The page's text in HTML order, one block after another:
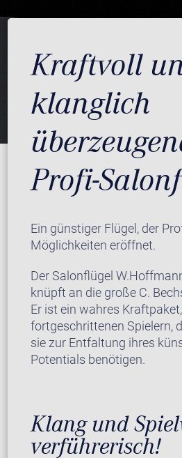
Kraftvoll
klanglich
Profi-
Ein günstiger Flügel, der
Möglichkeiten eröffnet.
Der Salonflügel
knüpft an die große C.
Er ist ein wahres
fortgeschrittenen Spielern,
sie zur Entfaltung ihres
Potentials benötigen.
Klang und
verführerisch!